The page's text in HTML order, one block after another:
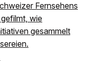
Fernsehens
wie
gesammelt